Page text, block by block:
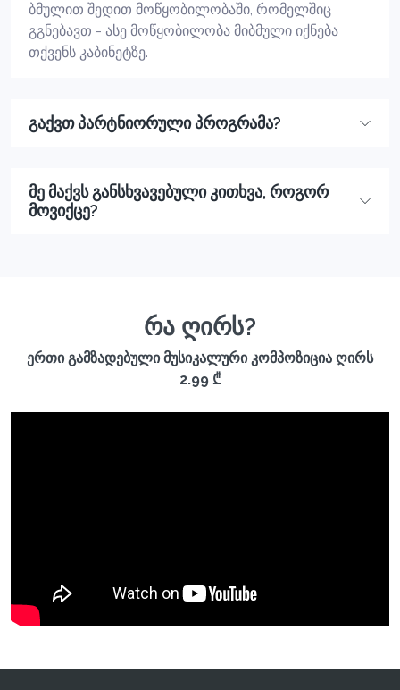
ბმულით შედით მოწყობილობაში, რომელშიც
გგნებავთ - ასე მოწყობილობა მიბმული იქნება
თქვენს კაბინეტზე.
გაქვთ პარტნიორული პროგრამა?
მე მაქვს განსხვავებული კითხვა, როგორ
მოვიქცე?
რა ღირს?
ერთი გამზადებული მუსიკალური კომპოზიცია ღირს
2.99 ₾